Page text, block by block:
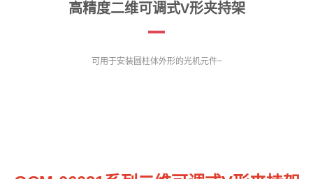
高精度二维可调式V形夹持架
可用于安装圆柱体外形的光机元件~